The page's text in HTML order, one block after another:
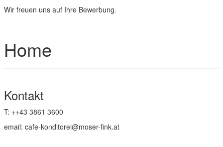
Wir freuen uns auf Ihre Bewerbung.
Home
Kontakt
T: ++43 3861 3600
email: cafe-konditorei@moser-fink.at